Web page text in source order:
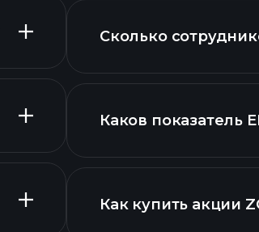
Сколько
Каков показатель
Как купить акции